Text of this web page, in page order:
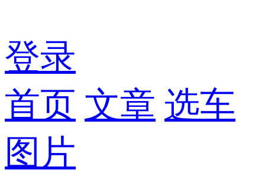
登录
首页 文章 选车
图片